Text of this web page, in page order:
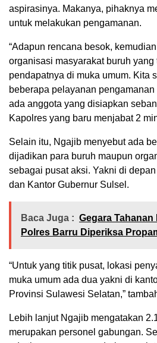
aspirasinya. Makanya, pihaknya
untuk melakukan pengamanan.
“Adapun rencana besok,
organisasi masyarakat buruh
pendapatnya di muka umum. Kita
beberapa pelayanan
ada anggota yang disiapkan
Kapolres yang baru menjabat 2
Selain itu, Ngajib menyebut ada
dijadikan para buruh maupun
sebagai pusat aksi. Yakni di
dan Kantor Gubernur Sulsel.
Baca Juga : Gegara Tahanan
Polres Barru Diperiksa
“Untuk yang titik pusat, lokasi
muka umum ada dua yakni di
Provinsi Sulawesi Selatan,”
Lebih lanjut Ngajib mengatakan
merupakan personel gabungan.